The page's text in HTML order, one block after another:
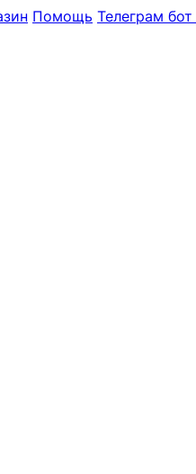
Помощь Телеграм бот